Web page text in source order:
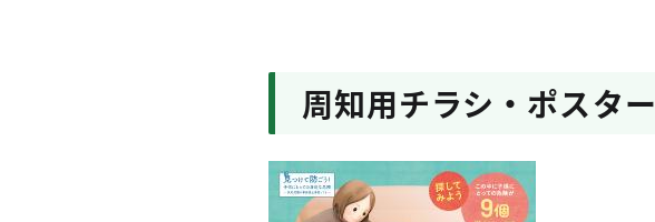
周知用チラシ・ポスター